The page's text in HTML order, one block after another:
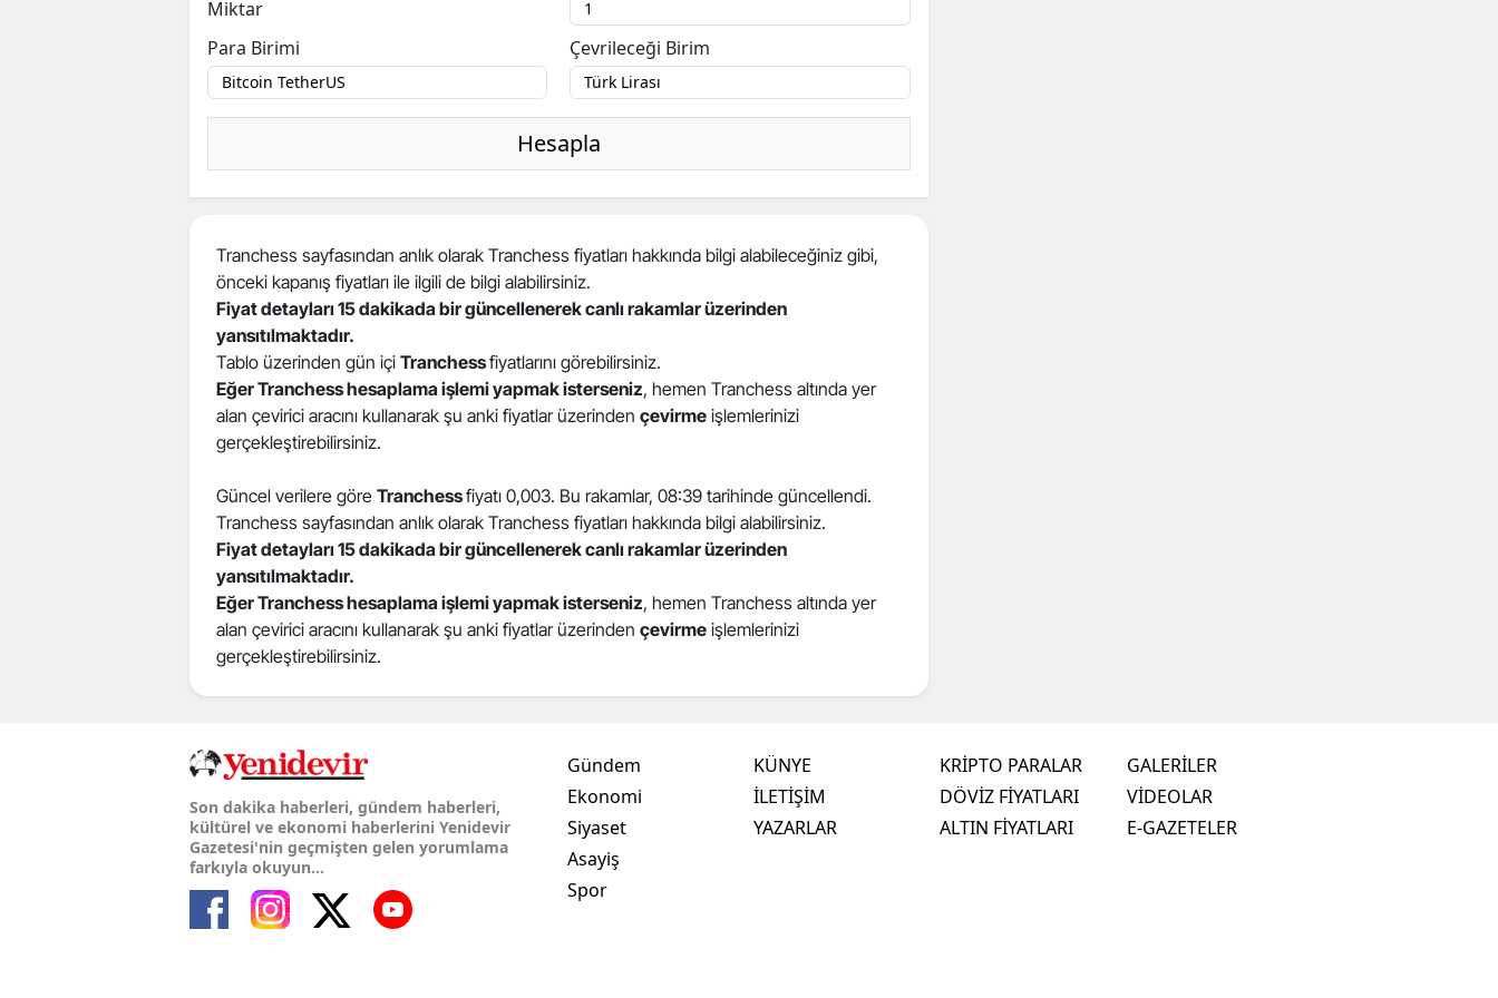
Miktar
Para Birimi
Çevrileceği Birim
Hesapla
Tranchess sayfasından anlık olarak Tranchess fiyatları hakkında bilgi alabileceğiniz gibi,
önceki kapanış fiyatları ile ilgili de bilgi alabilirsiniz.
Fiyat detayları 15 dakikada bir güncellenerek canlı rakamlar üzerinden
yansıtılmaktadır.
Tablo üzerinden gün içi Tranchessfiyatlarını görebilirsiniz.
Eğer Tranchess hesaplama işlemi yapmak isterseniz, hemen Tranchess altında yer
alan çevirici aracını kullanarak şu anki fiyatlar üzerinden çevirme işlemlerinizi
gerçekleştirebilirsiniz.
Güncel verilere göre Tranchessfiyatı 0,003. Bu rakamlar, 08:39 tarihinde güncellendi.
Tranchess sayfasından anlık olarak Tranchess fiyatları hakkında bilgi alabilirsiniz.
Fiyat detayları 15 dakikada bir güncellenerek canlı rakamlar üzerinden
yansıtılmaktadır.
Eğer Tranchess hesaplama işlemi yapmak isterseniz, hemen Tranchess altında yer
alan çevirici aracını kullanarak şu anki fiyatlar üzerinden çevirme işlemlerinizi
gerçekleştirebilirsiniz.
Son dakika haberleri, gündem haberleri,
kültürel ve ekonomi haberlerini Yenidevir
Gazetesi'nin geçmişten gelen yorumlama
farkıyla okuyun...
Gündem
Ekonomi
Siyaset
Asayiş
Spor
KÜNYE
İLETİŞİM
YAZARLAR
KRİPTO PARALAR
DÖVİZ FİYATLARI
ALTIN FİYATLARI
GALERİLER
VİDEOLAR
E-GAZETELER